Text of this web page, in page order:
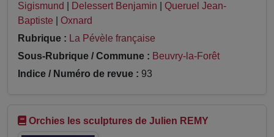
Sigismund
Delessert Benjamin
Queruel Jean-
Baptiste
Oxnard
Rubrique : La Pévèle française
Sous-Rubrique / Commune : Beuvry-la-Forêt
Indice / Numéro de revue : 93
Orchies les sculptures de Julien REMY